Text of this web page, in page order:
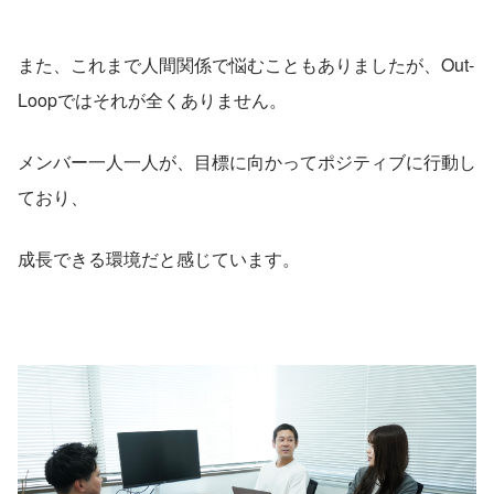
また、これまで人間関係で悩むこともありましたが、Out-
Loopではそれが全くありません。
メンバー一人一人が、目標に向かってポジティブに行動し
ており、
成長できる環境だと感じています。